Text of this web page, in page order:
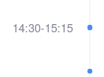
14:30-15:15